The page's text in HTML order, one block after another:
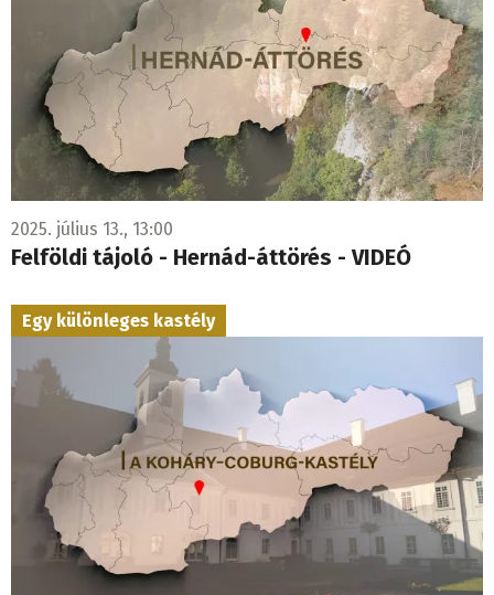
2025. július 13., 13:00
Felföldi tájoló - Hernád-áttörés - VIDEÓ
Egy különleges kastély